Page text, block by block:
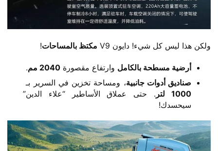
ولكن هذا ليس كل شيء! دايون V9 ​ ​مكتظ بالمساحات​​!
​أرضية مسطحة بالكامل​ ​ وارتفاع مقصورة ​ ​2040 مم​
​.
​صناديق أدوات جانبية​​، ومساحة تخزين في السرير بـ ​
1000 لتر​
​. حتى عملاق الأساطير “علاء الدين”
سيحسدك!